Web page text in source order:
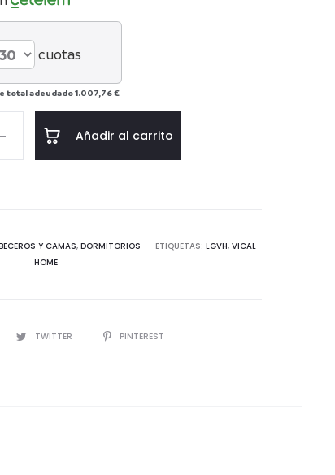
cuotas
total adeudado1.007,76 €
Añadir al carrito
Y CAMAS, DORMITORIOS ETIQUETAS: LGVH, VICAL
HOME
TWITTER PINTEREST